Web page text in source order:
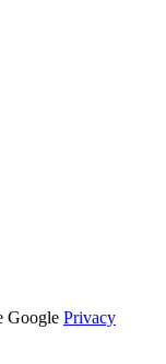
Google Privacy